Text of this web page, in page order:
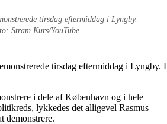
tirsdag eftermiddag i Lyngby.
Stram Kurs/YouTube
tirsdag eftermiddag i Lyngby.
i dele af København og i hele
lykkedes det alligevel Rasmus
demonstrere.